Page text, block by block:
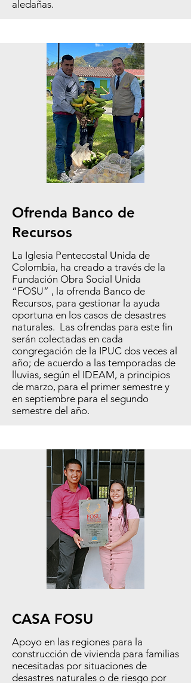
aledañas.
Ofrenda Banco de
Recursos
La Iglesia Pentecostal Unida de
Colombia, ha creado a través de la
Fundación Obra Social Unida
“FOSU” , la ofrenda Banco de
Recursos, para gestionar la ayuda
oportuna en los casos de desastres
naturales. Las ofrendas para este fin
serán colectadas en cada
congregación de la IPUC dos veces al
año; de acuerdo a las temporadas de
lluvias, según el IDEAM, a principios
de marzo, para el primer semestre y
en septiembre para el segundo
semestre del año.
CASA FOSU
Apoyo en las regiones para la
construcción de vivienda para familias
necesitadas por situaciones de
desastres naturales o de riesgo por